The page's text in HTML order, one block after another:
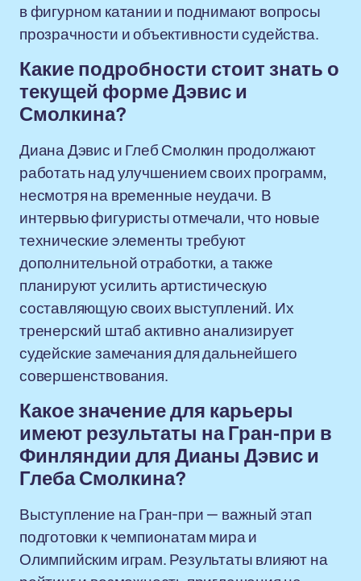
в фигурном катании и поднимают вопросы
прозрачности и объективности судейства.
Какие подробности стоит знать о
текущей форме Дэвис и
Смолкина?
Диана Дэвис и Глеб Смолкин продолжают
работать над улучшением своих программ,
несмотря на временные неудачи. В
интервью фигуристы отмечали, что новые
технические элементы требуют
дополнительной отработки, а также
планируют усилить артистическую
составляющую своих выступлений. Их
тренерский штаб активно анализирует
судейские замечания для дальнейшего
совершенствования.
Какое значение для карьеры
имеют результаты на Гран-при в
Финляндии для Дианы Дэвис и
Глеба Смолкина?
Выступление на Гран-при — важный этап
подготовки к чемпионатам мира и
Олимпийским играм. Результаты влияют на